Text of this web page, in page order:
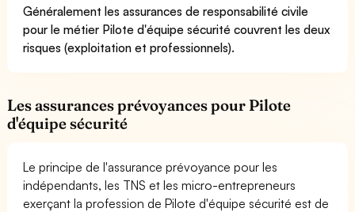
Généralement les assurances de responsabilité civile
pour le métier Pilote d'équipe sécurité couvrent les deux
risques (exploitation et professionnels).
Les assurances prévoyances pour Pilote
d'équipe sécurité
Le principe de l'assurance prévoyance pour les
indépendants, les TNS et les micro-entrepreneurs
exerçant la profession de Pilote d'équipe sécurité est de